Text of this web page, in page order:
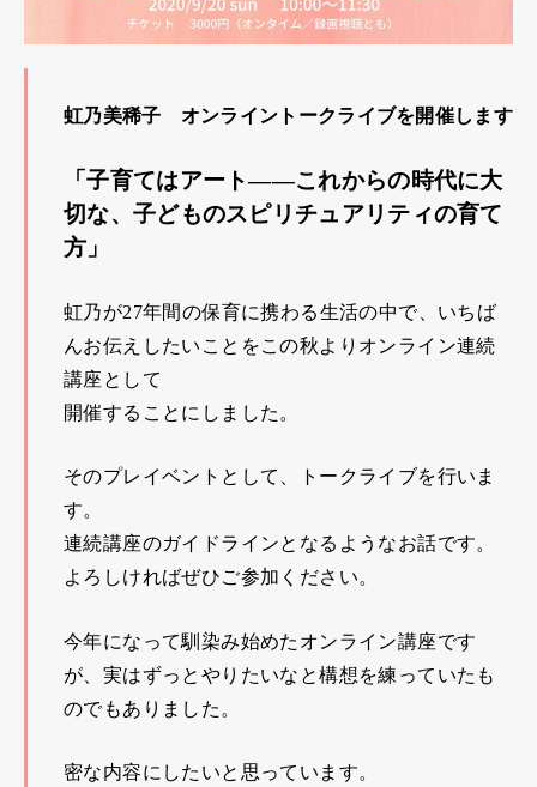
虹乃美稀子 オンライントークライブを開催します
「子育てはアート――これからの時代に大
切な、子どものスピリチュアリティの育て
方」
虹乃が27年間の保育に携わる生活の中で、いちば
んお伝えしたいことをこの秋よりオンライン連続
講座として
開催することにしました。
そのプレイベントとして、トークライブを行いま
す。
連続講座のガイドラインとなるようなお話です。
よろしければぜひご参加ください。
今年になって馴染み始めたオンライン講座です
が、実はずっとやりたいなと構想を練っていたも
のでもありました。
密な内容にしたいと思っています。